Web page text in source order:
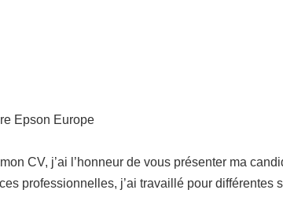
Epson Europe
CV, j’ai l’honneur de vous présenter ma
professionnelles, j’ai travaillé pour